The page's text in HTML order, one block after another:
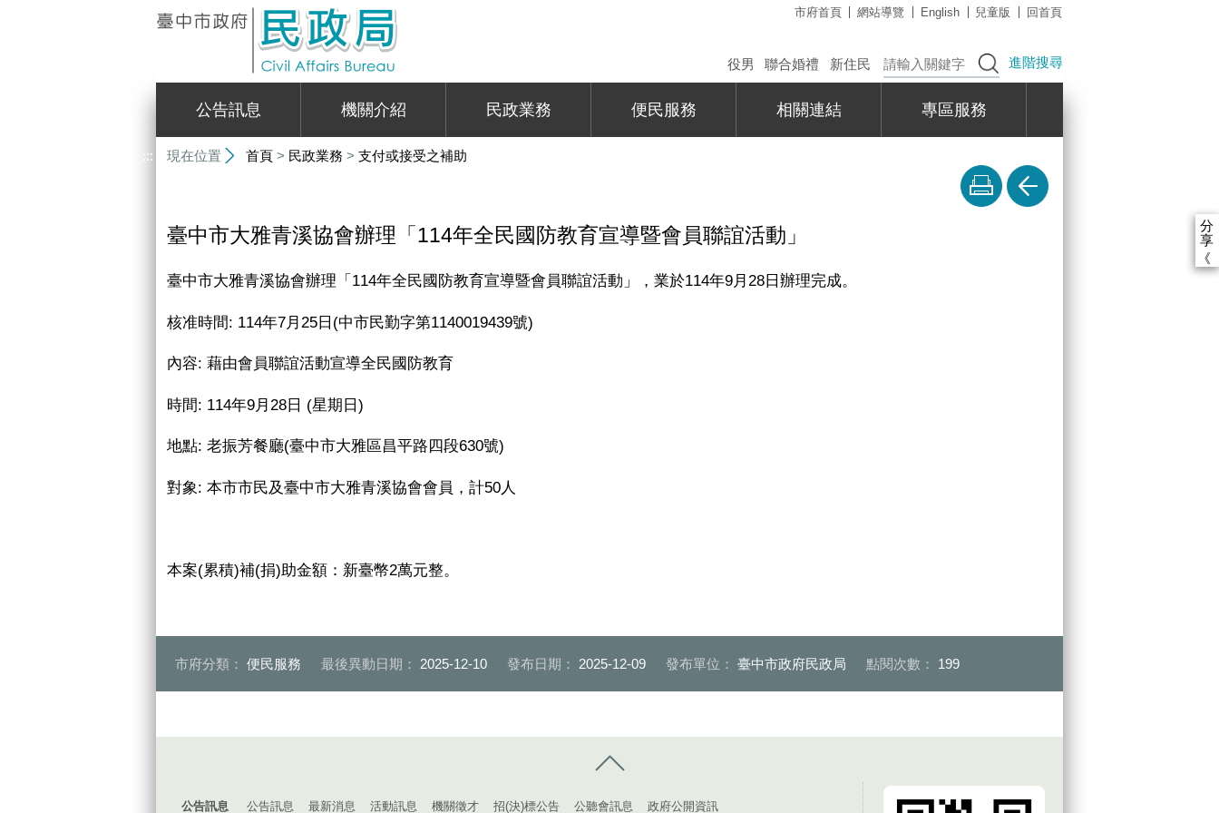
市府首頁 網站導覽 English 兒童版 回首頁
役男 聯合婚禮 新住民 進階搜尋
公告訊息 機關介紹 民政業務 便民服務 相關連結 專區服務
::: 現在位置 首頁 > 民政業務 > 支付或接受之補助
分
享
《
臺中市大雅青溪協會辦理「114年全民國防教育宣導暨會員聯誼活動」
臺中市大雅青溪協會辦理「 114年全民國防教育宣導暨會員聯誼活動」，業於114年9月 28 日辦理完成。
核准時間: 114年7 月 25 日 (中市民勤字第1140019439號)
內容: 藉由會員聯誼活動宣導全民國防教育
時間: 114年9 月 28 日 (星期日 )
地點: 老振芳餐廳(臺中市大雅區昌平路四段630號)
對象: 本市市民及臺中市大雅青溪協會會員，計50 人
本案(累積)補(捐)助金額：新臺幣2萬元整。
市府分類： 便民服務 最後異動日期： 2025-12-10 發布日期： 2025-12-09 發布單位： 臺中市政府民政局 點閱次數： 199
公告訊息 公告訊息 最新消息 活動訊息 機關徵才 招(決)標公告 公聽會訊息 政府公開資訊